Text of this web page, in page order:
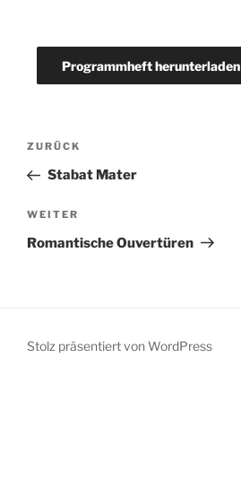
Programmheft herunterladen
Beitragsnavigation
Vorheriger
Beitrag
ZURÜCK
Stabat Mater
Nächster
Beitrag
WEITER
Romantische Ouvertüren
Stolz präsentiert von WordPress